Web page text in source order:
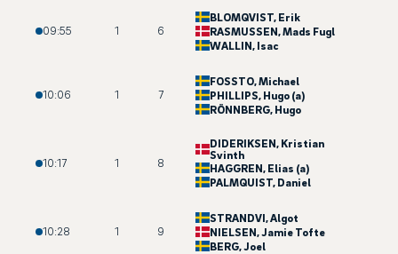
09:55 1 6
BLOMQVIST, Erik
RASMUSSEN, Mads Fugl
WALLIN, Isac
10:06 1 7
FOSSTO, Michael
PHILLIPS, Hugo (a)
RÖNNBERG, Hugo
10:17 1 8
DIDERIKSEN, Kristian
Svinth
HAGGREN, Elias (a)
PALMQUIST, Daniel
10:28 1 9
STRANDVI, Algot
NIELSEN, Jamie Tofte
BERG, Joel